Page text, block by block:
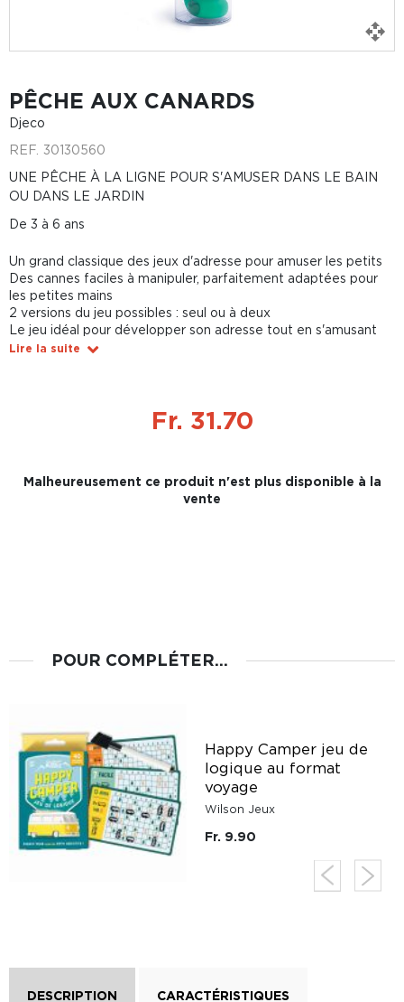
PÊCHE AUX CANARDS
Djeco
REF. 30130560
UNE PÊCHE À LA LIGNE POUR S'AMUSER DANS LE BAIN
OU DANS LE JARDIN
De 3 à 6 ans
Un grand classique des jeux d'adresse pour amuser les petits
Des cannes faciles à manipuler, parfaitement adaptées pour
les petites mains
2 versions du jeu possibles : seul ou à deux
Le jeu idéal pour développer son adresse tout en s'amusant
Lire la suite
Fr. 31.70
Malheureusement ce produit n'est plus disponible à la
vente
POUR COMPLÉTER...
Happy Camper jeu de
logique au format
voyage
Wilson Jeux
Fr. 9.90
DESCRIPTION CARACTÉRISTIQUES